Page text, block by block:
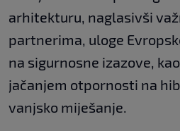
arhitekturu, naglasivši
partnerima, uloge
na sigurnosne izazove,
jačanjem otpornosti na
vanjsko miješanje.